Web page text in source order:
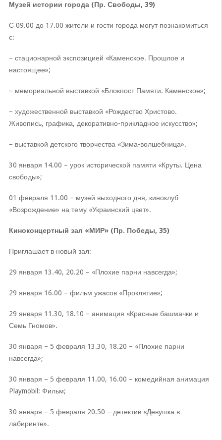
Музей истории города (Пр. Свободы, 39)
С 09.00 до 17.00 жители и гости города могут познакомиться
с:
– стационарной экспозицией «Каменское. Прошлое и
настоящее»;
– мемориальной выставкой «Блокпост Памяти. Каменское»;
– художественной выставкой «Рождество Христово.
Живопись, графика, декоративно-прикладное искусство»;
– выставкой детского творчества «Зима-волшебница».
30 января 14.00 – урок исторической памяти «Круты. Цена
свободы»;
01 февраля 11.00 – музей выходного дня, киноклуб
«Возрождение» на тему «Украинский цвет».
Киноконцертный зал «МИР» (Пр. Победы, 35)
Приглашает в новый зал:
29 января 13.40, 20.20 – «Плохие парни навсегда»;
29 января 16.00 – фильм ужасов «Проклятие»;
29 января 11.30, 18.10 – анимация «Красные башмачки и
Семь Гномов».
30 января – 5 февраля 13.30, 18.20 – «Плохие парни
навсегда»;
30 января – 5 февраля 11.00, 16.00 – комедийная анимация
Playmobil: Фильм;
30 января – 5 февраля 20.50 – детектив «Девушка в
лабиринте».